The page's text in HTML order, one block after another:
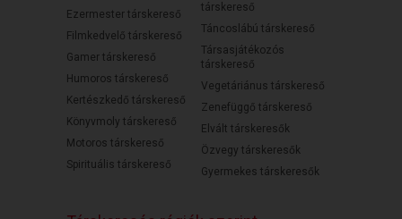
Ezermester társkereső
Filmkedvelő társkereső
Gamer társkereső
Humoros társkereső
Kertészkedő társkereső
Könyvmoly társkereső
Motoros társkereső
Spirituális társkereső
társkereső
Táncoslábú társkereső
Társasjátékozós
társkereső
Vegetáriánus társkereső
Zenefüggő társkereső
Elvált társkeresők
Özvegy társkeresők
Gyermekes társkeresők